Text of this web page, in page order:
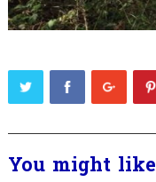
You might like